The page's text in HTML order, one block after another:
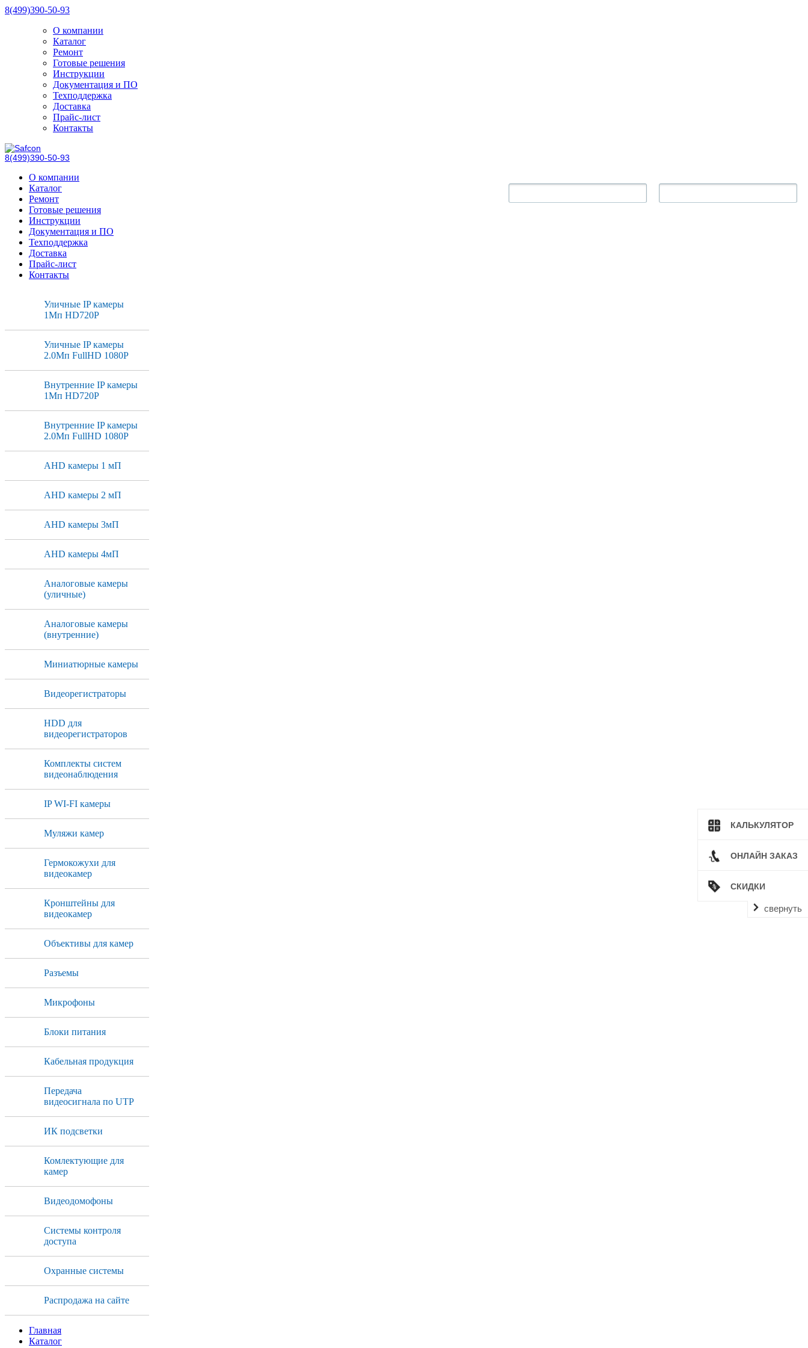
КАЛЬКУЛЯТОР
ОНЛАЙН ЗАКАЗ
СКИДКИ
свернуть
8(499)390-50-93
О компании
Каталог
Ремонт
Готовые решения
Инструкции
Документация и ПО
Техподдержка
Доставка
Прайс-лист
Контакты
8(499)390-50-93
О компании
Каталог
Ремонт
Готовые решения
Инструкции
Документация и ПО
Техподдержка
Доставка
Прайс-лист
Контакты
Уличные IP камеры
1Мп HD720P
Уличные IP камеры
2.0Мп FullHD 1080P
Внутренние IP камеры
1Мп HD720P
Внутренние IP камеры
2.0Мп FullHD 1080P
AHD камеры 1 мП
AHD камеры 2 мП
AHD камеры 3мП
AHD камеры 4мП
Аналоговые камеры
(уличные)
Аналоговые камеры
(внутренние)
Миниатюрные камеры
Видеорегистраторы
HDD для
видеорегистраторов
Комплекты систем
видеонаблюдения
IP WI-FI камеры
Муляжи камер
Гермокожухи для
видеокамер
Кронштейны для
видеокамер
Объективы для камер
Разъемы
Микрофоны
Блоки питания
Кабельная продукция
Передача
видеосигнала по UTP
ИК подсветки
Комлектующие для
камер
Видеодомофоны
Системы контроля
доступа
Охранные системы
Распродажа на сайте
Главная
Каталог